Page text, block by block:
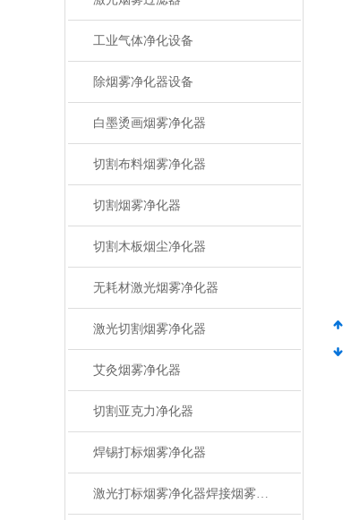
工业气体净化设备
除烟雾净化器设备
白墨烫画烟雾净化器
切割布料烟雾净化器
切割烟雾净化器
切割木板烟尘净化器
无耗材激光烟雾净化器
激光切割烟雾净化器
艾灸烟雾净化器
切割亚克力净化器
焊锡打标烟雾净化器
激光打标烟雾净化器焊接烟雾净化器